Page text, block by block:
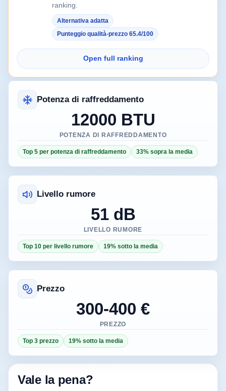
ranking.
Alternativa adatta
Punteggio qualità-prezzo 65.4/100
Open full ranking
Potenza di raffreddamento
12000 BTU
POTENZA DI RAFFREDDAMENTO
Top 5 per potenza di raffreddamento 33% sopra la media
Livello rumore
51 dB
LIVELLO RUMORE
Top 10 per livello rumore 19% sotto la media
Prezzo
300-400 €
PREZZO
Top 3 prezzo 19% sotto la media
Vale la pena?